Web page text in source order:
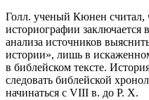
Голл. ученый Кюнен считал,
историографии заключается
анализа источников
истории», лишь в
в библейском тексте.
следовать библейской
начинаться с VIII в. до Р. Х.